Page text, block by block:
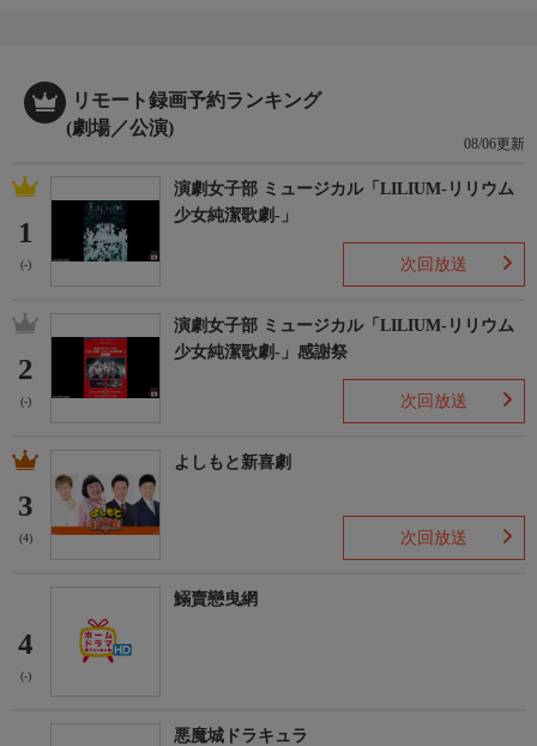
リモート録画予約ランキング
(劇場／公演)
08/06更新
1
(-)
演劇女子部 ミュージカル「LILIUM-リリウム
少女純潔歌劇-」
次回放送
2
(-)
演劇女子部 ミュージカル「LILIUM-リリウム
少女純潔歌劇-」感謝祭
次回放送
3
(4)
よしもと新喜劇
次回放送
4
(-)
鰯賣戀曳網
悪魔城ドラキュラ